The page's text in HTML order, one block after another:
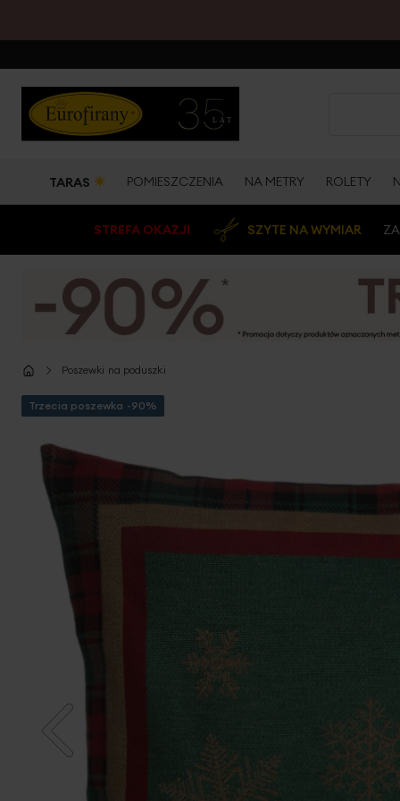
TARAS ☀ POMIESZCZENIA NA METRY ROLETY
STREFA OKAZJI SZYTE NA WYMIAR
Poszewki na poduszki
galerii
Trzecia poszewka -90%